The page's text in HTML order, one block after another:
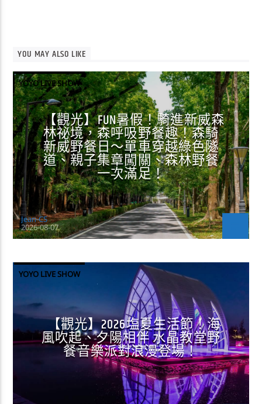
YOU MAY ALSO LIKE
YOYO LIVE SHOW
【觀光】FUN暑假！騎進新威森
林祕境，森呼吸野餐趣！森騎
新威野餐日～單車穿越綠色隧
道、親子集章闖關、森林野餐
一次滿足！
Jean-CS
2026-08-07
YOYO LIVE SHOW
【觀光】2026塩夏生活節！海
風吹起、夕陽相伴 水晶教堂野
餐音樂派對浪漫登場！